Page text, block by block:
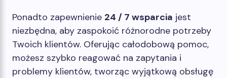
Ponadto zapewnienie 24 / 7 wsparcia jest
niezbędna, aby zaspokoić różnorodne potrzeby
Twoich klientów. Oferując całodobową pomoc,
możesz szybko reagować na zapytania i
problemy klientów, tworząc wyjątkową obsługę